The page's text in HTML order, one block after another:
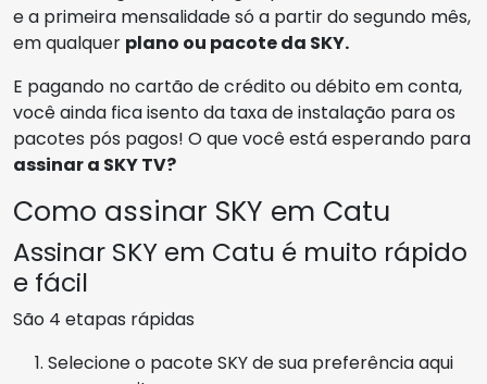
e a primeira mensalidade só a partir do segundo mês,
em qualquer plano ou pacote da SKY.
E pagando no cartão de crédito ou débito em conta,
você ainda fica isento da taxa de instalação para os
pacotes pós pagos! O que você está esperando para
assinar a SKY TV?
Como assinar SKY em Catu
Assinar SKY em Catu é muito rápido
e fácil
São 4 etapas rápidas
Selecione o pacote SKY de sua preferência aqui